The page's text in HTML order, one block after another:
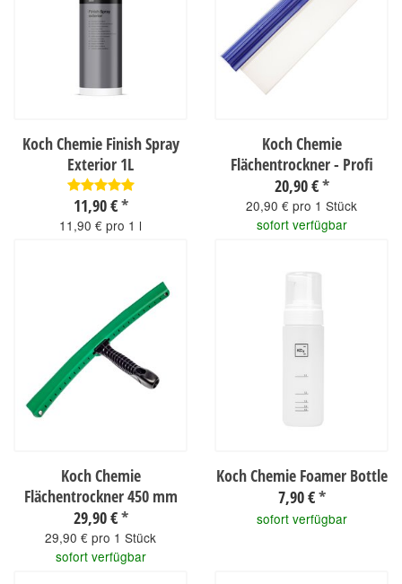
Koch Chemie Finish Spray
Exterior 1L
11,90 €*
11,90 € pro 1 l
Koch Chemie
Flächentrockner - Profi
20,90 €*
20,90 € pro 1 Stück
sofort verfügbar
Koch Chemie
Flächentrockner 450 mm
29,90 €*
29,90 € pro 1 Stück
sofort verfügbar
Koch Chemie Foamer Bottle
7,90 €*
sofort verfügbar